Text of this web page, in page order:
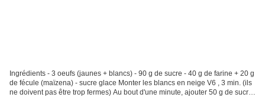
Ingrédients - 3 oeufs (jaunes + blancs) - 90 g de sucre - 40 g de farine + 20 g
de fécule (maïzena) - sucre glace Monter les blancs en neige V6 , 3 min. (ils
ne doivent pas être trop fermes) Au bout d'une minute, ajouter 50 g de sucre.